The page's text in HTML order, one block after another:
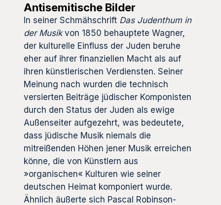
Antisemitische Bilder
In seiner Schmähschrift Das Judenthum in
der Musikvon 1850 behauptete Wagner,
der kulturelle Einfluss der Juden beruhe
eher auf ihrer finanziellen Macht als auf
ihren künstlerischen Verdiensten. Seiner
Meinung nach wurden die technisch
versierten Beiträge jüdischer Komponisten
durch den Status der Juden als ewige
Außenseiter aufgezehrt, was bedeutete,
dass jüdische Musik niemals die
mitreißenden Höhen jener Musik erreichen
könne, die von Künstlern aus
»organischen« Kulturen wie seiner
deutschen Heimat komponiert wurde.
Ähnlich äußerte sich Pascal Robinson-